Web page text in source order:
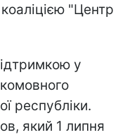
"Центр
у
республіки.
який 1 липня